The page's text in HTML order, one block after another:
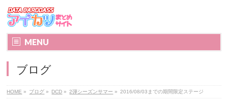
MENU
ブログ
HOME » ブログ » DCD » 2弾シーズンサマー » 2016/08/03までの期間限定ステージ